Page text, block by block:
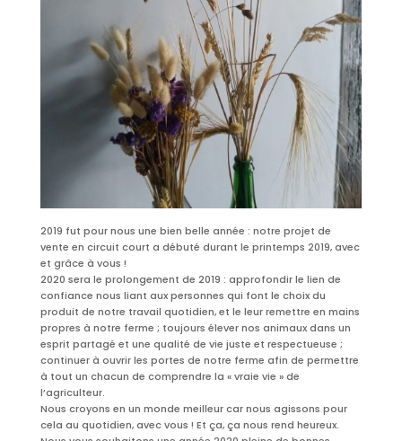
2019 fut pour nous une bien belle année : notre projet de
vente en circuit court a débuté durant le printemps 2019, avec
et grâce à vous !
2020 sera le prolongement de 2019 : approfondir le lien de
confiance nous liant aux personnes qui font le choix du
produit de notre travail quotidien, et le leur remettre en mains
propres à notre ferme ; toujours élever nos animaux dans un
esprit partagé et une qualité de vie juste et respectueuse ;
continuer à ouvrir les portes de notre ferme afin de permettre
à tout un chacun de comprendre la « vraie vie » de
l’agriculteur.
Nous croyons en un monde meilleur car nous agissons pour
cela au quotidien, avec vous ! Et ça, ça nous rend heureux.